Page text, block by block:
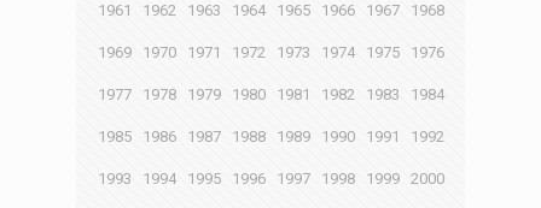
1961 1962 1963 1964 1965 1966 1967 1968
1969 1970 1971 1972 1973 1974 1975 1976
1977 1978 1979 1980 1981 1982 1983 1984
1985 1986 1987 1988 1989 1990 1991 1992
1993 1994 1995 1996 1997 1998 1999 2000